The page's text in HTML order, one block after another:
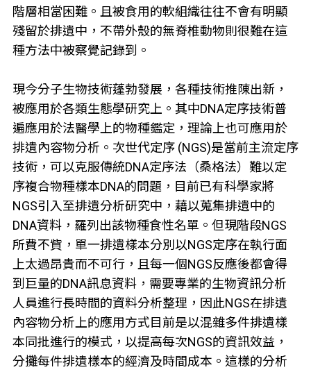
階層相當困難。且被食用的軟組織往往不會有明顯
殘留於排遺中，不帶外殼的無脊椎動物則很難在這
種方法中被察覺記錄到。
現今分子生物技術蓬勃發展，各種技術推陳出新，
被應用於各類生態學研究上。其中DNA定序技術普
遍應用於法醫學上的物種鑑定，理論上也可應用於
排遺內容物分析。次世代定序 (NGS)是當前主流定序
技術，可以克服傳統DNA定序法（桑格法）難以定
序複合物種樣本DNA的問題，目前已有科學家將
NGS引入至排遺分析研究中，藉以蒐集排遺中的
DNA資料，羅列出該物種食性名單。但現階段NGS
所費不貲，單一排遺樣本分別以NGS定序在執行面
上太過昂貴而不可行，且每一個NGS反應後都會得
到巨量的DNA訊息資料，需要專業的生物資訊分析
人員進行長時間的資料分析整理，因此NGS在排遺
內容物分析上的應用方式目前是以混雜多件排遺樣
本同批進行的模式，以提高每次NGS的資訊效益，
分攤每件排遺樣本的經濟及時間成本。這樣的分析